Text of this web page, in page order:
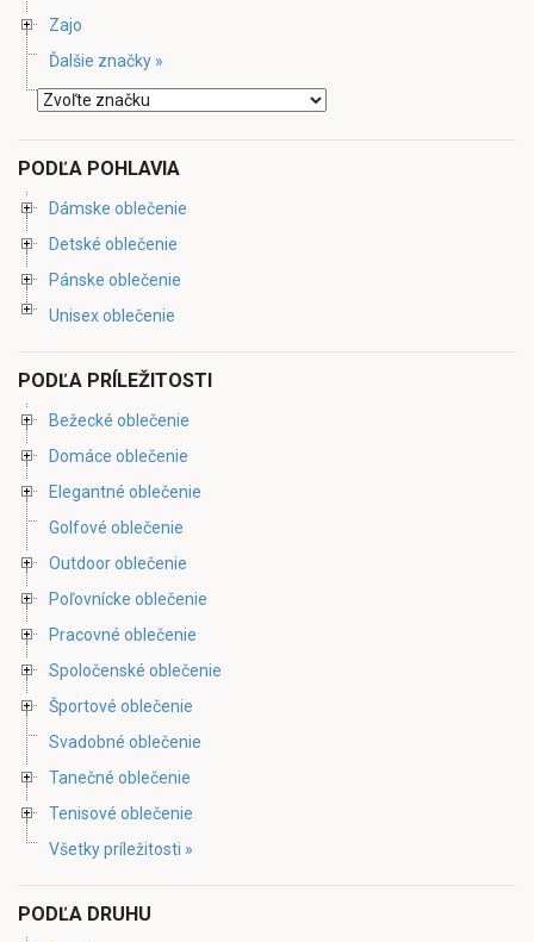
Zajo
Ďalšie značky »
PODĽA POHLAVIA
Dámske oblečenie
Detské oblečenie
Pánske oblečenie
Unisex oblečenie
PODĽA PRÍLEŽITOSTI
Bežecké oblečenie
Domáce oblečenie
Elegantné oblečenie
Golfové oblečenie
Outdoor oblečenie
Poľovnícke oblečenie
Pracovné oblečenie
Spoločenské oblečenie
Športové oblečenie
Svadobné oblečenie
Tanečné oblečenie
Tenisové oblečenie
Všetky príležitosti »
PODĽA DRUHU